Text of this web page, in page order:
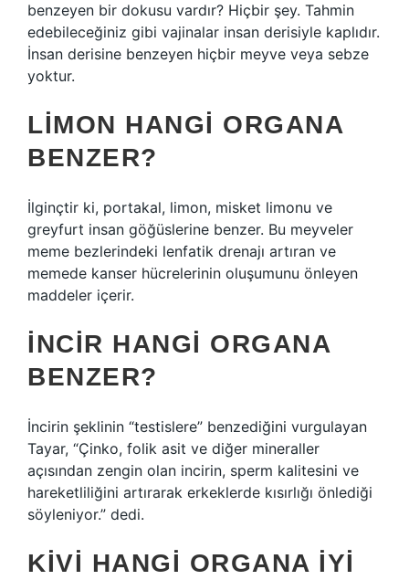
benzeyen bir dokusu vardır? Hiçbir şey. Tahmin
edebileceğiniz gibi vajinalar insan derisiyle kaplıdır.
İnsan derisine benzeyen hiçbir meyve veya sebze
yoktur.
LIMON HANGI ORGANA
BENZER?
İlginçtir ki, portakal, limon, misket limonu ve
greyfurt insan göğüslerine benzer. Bu meyveler
meme bezlerindeki lenfatik drenajı artıran ve
memede kanser hücrelerinin oluşumunu önleyen
maddeler içerir.
İNCIR HANGI ORGANA
BENZER?
İncirin şeklinin “testislere” benzediğini vurgulayan
Tayar, “Çinko, folik asit ve diğer mineraller
açısından zengin olan incirin, sperm kalitesini ve
hareketliliğini artırarak erkeklerde kısırlığı önlediği
söyleniyor.” dedi.
KIVI HANGI ORGANA IYI